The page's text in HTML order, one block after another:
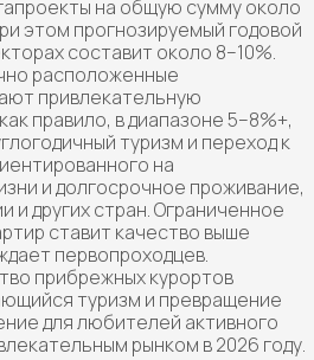
на общую сумму около
этом прогнозируемый годовой
составит около 8–10%.
расположенные
привлекательную
правило, в диапазоне 5–8%+,
туризм и переход к
на
и долгосрочное проживание,
и других стран. Ограниченное
ставит качество выше
первопроходцев.
прибрежных курортов
туризм и превращение
для любителей активного
рынком в 2026 году.